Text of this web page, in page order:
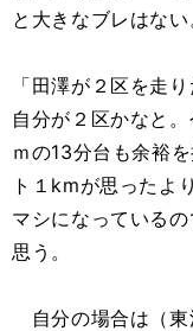
と大きなブレはない
「田澤が２区を走
自分が２区かなと
ｍの13分台も余裕
ト１kmが思ったよ
マシになっている
思う。
自分の場合は（東